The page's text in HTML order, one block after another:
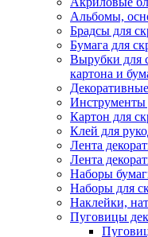
Альбомы,
Брадсы для
Бумага для
Вырубки для
картона и
Инструменты
Картон для
Клей для
Лента
Лента
Наборы
Наборы для
Наклейки,
Пуговицы